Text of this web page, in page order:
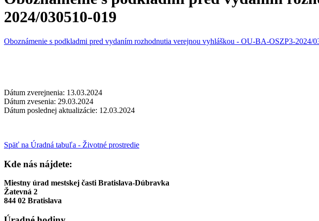
2024/030510-019
Oboznámenie s podkladmi pred vydaním rozhodnutia verejnou vyhláškou - OU-BA-OSZP3-2024/
Dátum zverejnenia: 13.03.2024
Dátum zvesenia: 29.03.2024
Dátum poslednej aktualizácie: 12.03.2024
Späť na Úradná tabuľa - Životné prostredie
Kde nás nájdete:
Miestny úrad mestskej časti Bratislava-Dúbravka
Žatevná 2
844 02 Bratislava